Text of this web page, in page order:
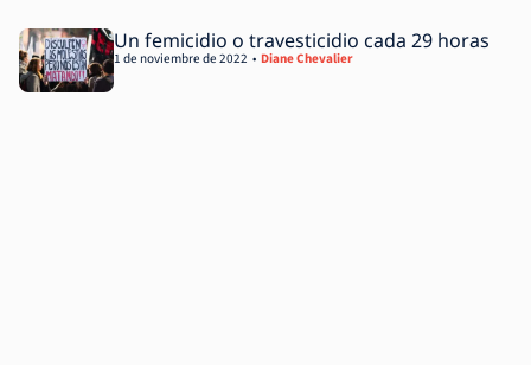
Un femicidio o travesticidio cada 29 horas
Diane Chevalier
1 de noviembre de 2022